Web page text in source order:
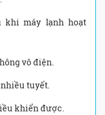
khi máy lạnh hoạt
vô điện.
tuyết.
khiển được.